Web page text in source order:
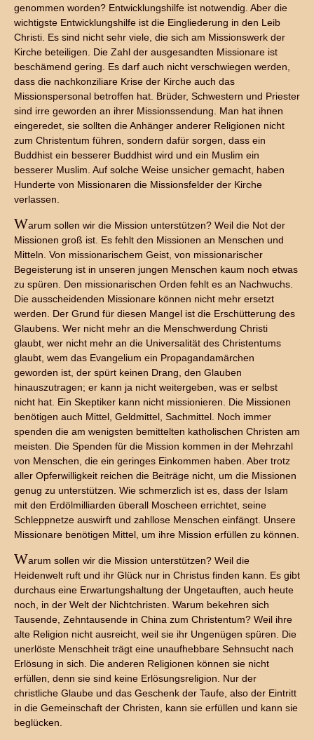
genommen worden? Entwicklungshilfe ist notwendig. Aber die
wichtigste Entwicklungshilfe ist die Eingliederung in den Leib
Christi. Es sind nicht sehr viele, die sich am Missionswerk der
Kirche beteiligen. Die Zahl der ausgesandten Missionare ist
beschämend gering. Es darf auch nicht verschwiegen werden,
dass die nachkonziliare Krise der Kirche auch das
Missionspersonal betroffen hat. Brüder, Schwestern und Priester
sind irre geworden an ihrer Missionssendung. Man hat ihnen
eingeredet, sie sollten die Anhänger anderer Religionen nicht
zum Christentum führen, sondern dafür sorgen, dass ein
Buddhist ein besserer Buddhist wird und ein Muslim ein
besserer Muslim. Auf solche Weise unsicher gemacht, haben
Hunderte von Missionaren die Missionsfelder der Kirche
verlassen.
Warum sollen wir die Mission unterstützen? Weil die Not der
Missionen groß ist. Es fehlt den Missionen an Menschen und
Mitteln. Von missionarischem Geist, von missionarischer
Begeisterung ist in unseren jungen Menschen kaum noch etwas
zu spüren. Den missionarischen Orden fehlt es an Nachwuchs.
Die ausscheidenden Missionare können nicht mehr ersetzt
werden. Der Grund für diesen Mangel ist die Erschütterung des
Glaubens. Wer nicht mehr an die Menschwerdung Christi
glaubt, wer nicht mehr an die Universalität des Christentums
glaubt, wem das Evangelium ein Propagandamärchen
geworden ist, der spürt keinen Drang, den Glauben
hinauszutragen; er kann ja nicht weitergeben, was er selbst
nicht hat. Ein Skeptiker kann nicht missionieren. Die Missionen
benötigen auch Mittel, Geldmittel, Sachmittel. Noch immer
spenden die am wenigsten bemittelten katholischen Christen am
meisten. Die Spenden für die Mission kommen in der Mehrzahl
von Menschen, die ein geringes Einkommen haben. Aber trotz
aller Opferwilligkeit reichen die Beiträge nicht, um die Missionen
genug zu unterstützen. Wie schmerzlich ist es, dass der Islam
mit den Erdölmilliarden überall Moscheen errichtet, seine
Schleppnetze auswirft und zahllose Menschen einfängt. Unsere
Missionare benötigen Mittel, um ihre Mission erfüllen zu können.
Warum sollen wir die Mission unterstützen? Weil die
Heidenwelt ruft und ihr Glück nur in Christus finden kann. Es gibt
durchaus eine Erwartungshaltung der Ungetauften, auch heute
noch, in der Welt der Nichtchristen. Warum bekehren sich
Tausende, Zehntausende in China zum Christentum? Weil ihre
alte Religion nicht ausreicht, weil sie ihr Ungenügen spüren. Die
unerlöste Menschheit trägt eine unaufhebbare Sehnsucht nach
Erlösung in sich. Die anderen Religionen können sie nicht
erfüllen, denn sie sind keine Erlösungsreligion. Nur der
christliche Glaube und das Geschenk der Taufe, also der Eintritt
in die Gemeinschaft der Christen, kann sie erfüllen und kann sie
beglücken.